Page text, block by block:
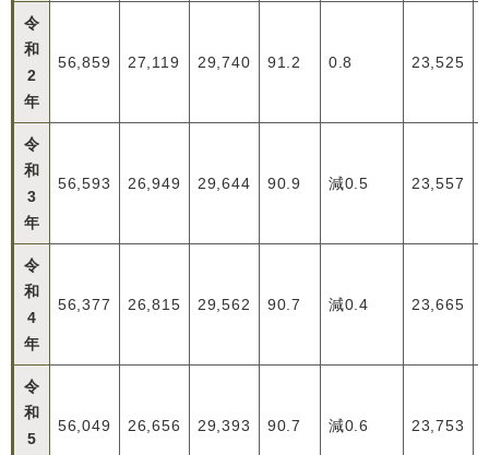
令
和
2
年
56,859 27,119 29,740 91.2 0.8 23,525
令
和
3
年
56,593 26,949 29,644 90.9 減0.5 23,557
令
和
4
年
56,377 26,815 29,562 90.7 減0.4 23,665
令
和
5
56,049 26,656 29,393 90.7 減0.6 23,753